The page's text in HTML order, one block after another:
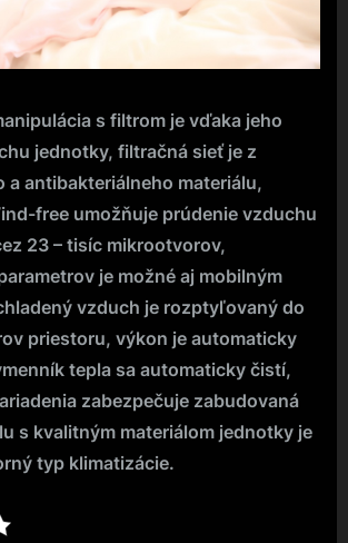
s filtrom je vďaka jeho
jednotky, filtračná sieť je z
a antibakteriálneho materiálu,
free umožňuje prúdenie vzduchu
23 – tisíc mikrootvorov,
je možné aj mobilným
vzduch je rozptyľovaný do
priestoru, výkon je automaticky
tepla sa automaticky čistí,
zabezpečuje zabudovaná
s kvalitným materiálom jednotky je
typ klimatizácie.